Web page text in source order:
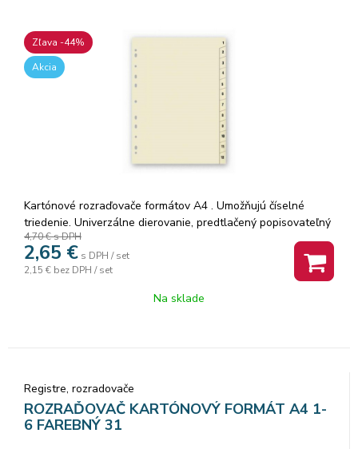
Zľava -44%
Akcia
Kartónové rozraďovače formátov A4 . Umožňujú číselné
triedenie. Univerzálne dierovanie, predtlačený popisovateľný
titulný list. Formát A4 umožňuje využitie rozraďovača pri
ukladaní dokumentov v prospektových obaloch.
4,70 €s DPH
2,65 € s DPH / set
2,15 € bez DPH / set
Na sklade
Registre, rozradovače
ROZRAĎOVAČ KARTÓNOVÝ FORMÁT A4 1-
6 FAREBNÝ 31